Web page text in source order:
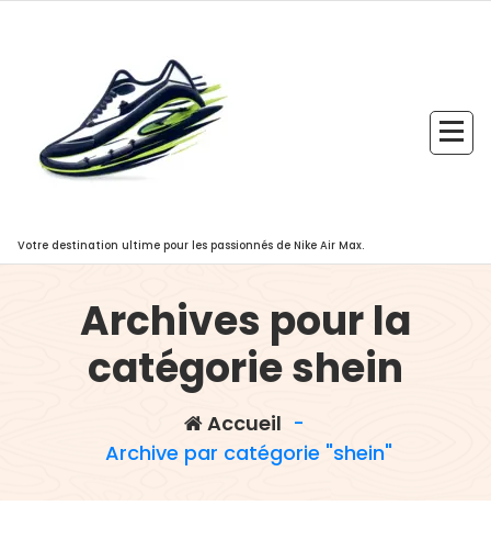
Votre destination ultime pour les passionnés de Nike Air Max.
Archives pour la
catégorie shein
Accueil -
Archive par catégorie "shein"